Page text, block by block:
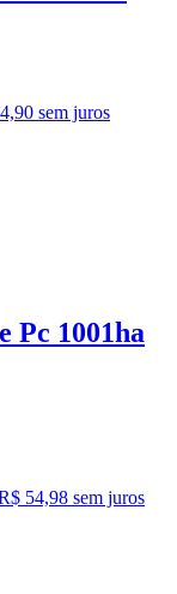
sem juros
Pc 1001ha
54,98 sem juros